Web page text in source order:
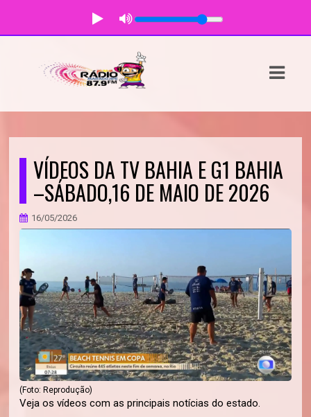
VÍDEOS DA TV BAHIA E G1 BAHIA
–SÁBADO,16 DE MAIO DE 2026
16/05/2026
(Foto: Reprodução)
Veja os vídeos com as principais notícias do estado.